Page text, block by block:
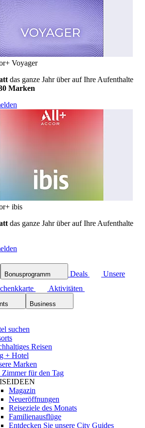
Voyager
das ganze Jahr über auf Ihre Aufenthalte
Marken
ibis
das ganze Jahr über auf Ihre Aufenthalte
Bonusprogramm Deals
Unsere
Aktivitäten
Business
suchen
Reisen
+ Hotel
Marken
Zimmer für den Tag
Magazin
Neueröffnungen
Reiseziele des Monats
Familienausflüge
Entdecken Sie unsere City Guides